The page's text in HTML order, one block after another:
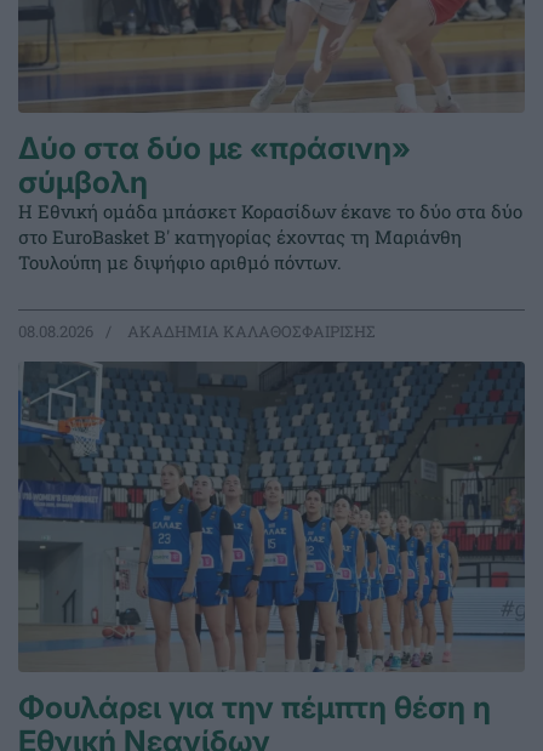
Δύο στα δύο με «πράσινη»
σύμβολη
Η Εθνική ομάδα μπάσκετ Κορασίδων έκανε το δύο στα δύο
στο EuroBasket Β' κατηγορίας έχοντας τη Μαριάνθη
Τουλούπη με διψήφιο αριθμό πόντων.
08.08.2026 ΑΚΑΔΗΜΙΑ ΚΑΛΑΘΟΣΦΑΙΡΙΣΗΣ
Φουλάρει για την πέμπτη θέση η
Εθνική Νεανίδων